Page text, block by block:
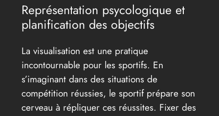
Représentation psycologique et
planification des objectifs
La visualisation est une pratique
incontournable pour les sportifs. En
s’imaginant dans des situations de
compétition réussies, le sportif prépare son
cerveau à répliquer ces réussites. Fixer des